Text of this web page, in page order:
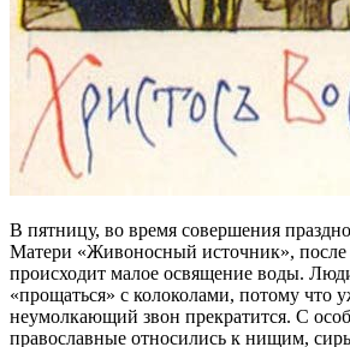
В пятницу, во время совершения
Матери «Живоносный источник», после
происходит малое освящение воды.
«прощаться» с колоколами, потому что
неумолкающий звон прекратится. С
православные относились к нищим,